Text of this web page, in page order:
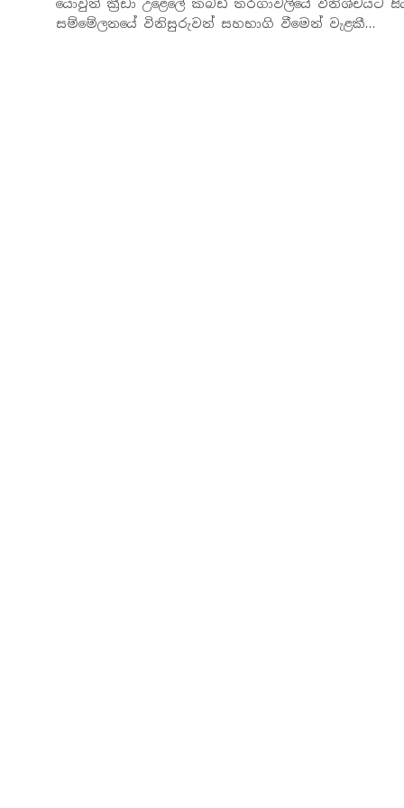
යොවුන් ක්‍රීඩා උළෙලේ කබඩි තරගාවලියේ විනිශ්චයට
සම්මේලනයේ විනිසුරුවන් සහභාගි වීමෙන් වැළකී…